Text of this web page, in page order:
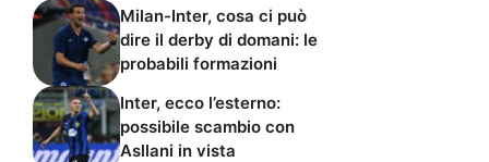
Milan-Inter, cosa ci può
dire il derby di domani: le
probabili formazioni
Inter, ecco l’esterno:
possibile scambio con
Asllani in vista